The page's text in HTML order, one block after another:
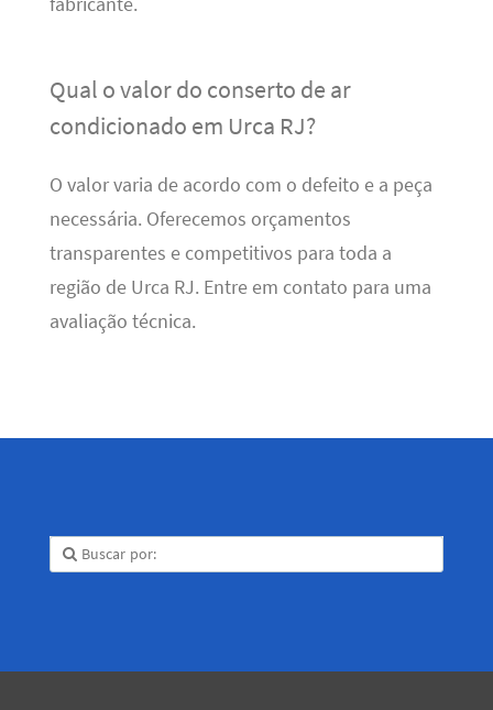
Qual o valor do conserto de ar
condicionado em Urca RJ?
O valor varia de acordo com o defeito e a peça
necessária. Oferecemos orçamentos
transparentes e competitivos para toda a
região de Urca RJ. Entre em contato para uma
avaliação técnica.